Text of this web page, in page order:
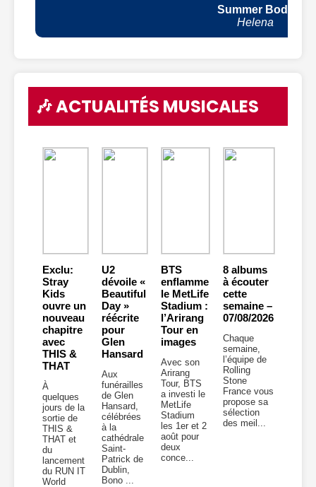
Summer Body
Helena
🎶 ACTUALITÉS MUSICALES
Exclu:
Stray
Kids
ouvre un
nouveau
chapitre
avec
THIS &
THAT
À
quelques
jours de la
sortie de
THIS &
THAT et
du
lancement
du RUN IT
World
U2
dévoile «
Beautiful
Day »
réécrite
pour
Glen
Hansard
Aux
funérailles
de Glen
Hansard,
célébrées
à la
cathédrale
Saint-
Patrick de
Dublin,
Bono ...
BTS
enflamme
le MetLife
Stadium :
l’Arirang
Tour en
images
Avec son
Arirang
Tour, BTS
a investi le
MetLife
Stadium
les 1er et 2
août pour
deux
conce...
8 albums
à écouter
cette
semaine –
07/08/2026
Chaque
semaine,
l’équipe de
Rolling
Stone
France vous
propose sa
sélection
des meil...